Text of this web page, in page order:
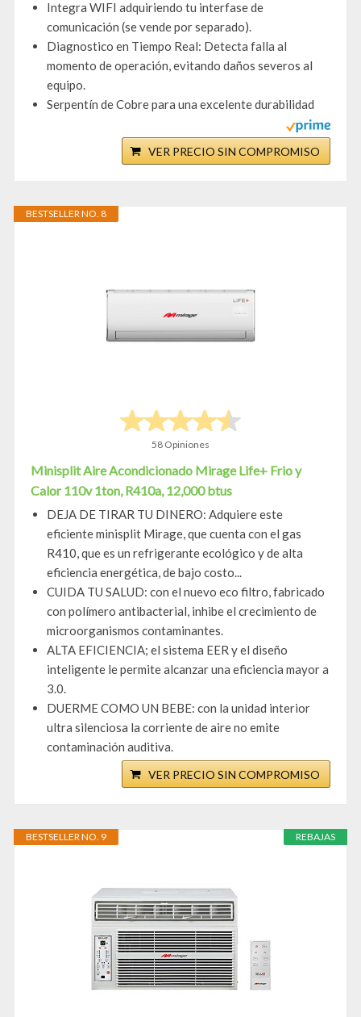
Integra WIFI adquiriendo tu interfase de
comunicación (se vende por separado).
Diagnostico en Tiempo Real: Detecta falla al
momento de operación, evitando daños severos al
equipo.
Serpentín de Cobre para una excelente durabilidad
VER PRECIO SIN COMPROMISO
BESTSELLER NO. 8
58 Opiniones
Minisplit Aire Acondicionado Mirage Life+ Frio y
Calor 110v 1ton, R410a, 12,000 btus
DEJA DE TIRAR TU DINERO: Adquiere este
eficiente minisplit Mirage, que cuenta con el gas
R410, que es un refrigerante ecológico y de alta
eficiencia energética, de bajo costo...
CUIDA TU SALUD: con el nuevo eco filtro, fabricado
con polímero antibacterial, inhibe el crecimiento de
microorganismos contaminantes.
ALTA EFICIENCIA; el sistema EER y el diseño
inteligente le permite alcanzar una eficiencia mayor a
3.0.
DUERME COMO UN BEBE: con la unidad interior
ultra silenciosa la corriente de aire no emite
contaminación auditiva.
VER PRECIO SIN COMPROMISO
REBAJAS
BESTSELLER NO. 9